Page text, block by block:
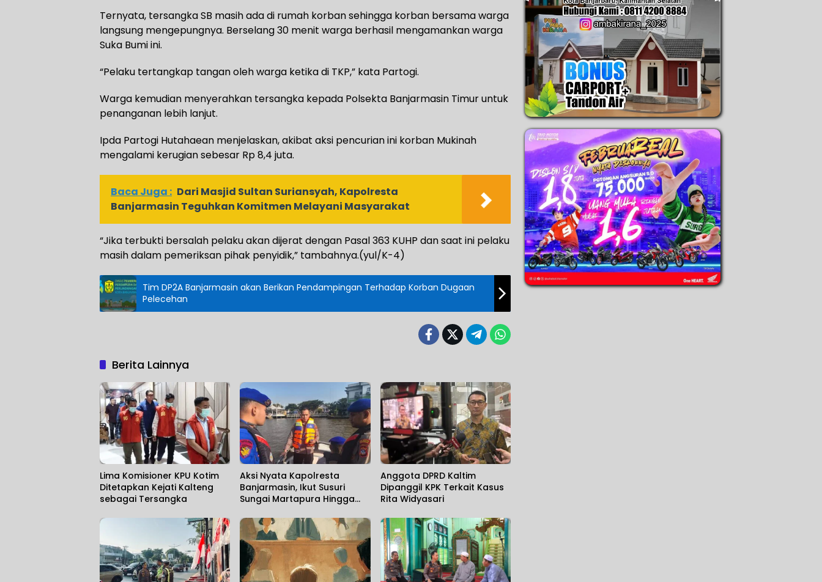
Ternyata, tersangka SB masih ada di rumah korban sehingga korban bersama warga
langsung mengepungnya. Berselang 30 menit warga berhasil mengamankan warga
Suka Bumi ini.
“Pelaku tertangkap tangan oleh warga ketika di TKP,” kata Partogi.
Warga kemudian menyerahkan tersangka kepada Polsekta Banjarmasin Timur untuk
penanganan lebih lanjut.
Ipda Partogi Hutahaean menjelaskan, akibat aksi pencurian ini korban Mukinah
mengalami kerugian sebesar Rp 8,4 juta.
Baca Juga : Dari Masjid Sultan Suriansyah, Kapolresta
Banjarmasin Teguhkan Komitmen Melayani Masyarakat
“Jika terbukti bersalah pelaku akan dijerat dengan Pasal 363 KUHP dan saat ini pelaku
masih dalam pemeriksan pihak penyidik,” tambahnya.(yul/K-4)
Tim DP2A Banjarmasin akan Berikan Pendampingan Terhadap Korban Dugaan
Pelecehan
Berita Lainnya
Lima Komisioner KPU Kotim
Ditetapkan Kejati Kalteng
sebagai Tersangka
Aksi Nyata Kapolresta
Banjarmasin, Ikut Susuri
Sungai Martapura Hingga
Ditemukan
Anggota DPRD Kaltim
Dipanggil KPK Terkait Kasus
Rita Widyasari